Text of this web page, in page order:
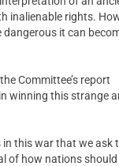
inalienable rights.
it can
Committee’s report
winning this strange
in this war that we ask
of how nations should